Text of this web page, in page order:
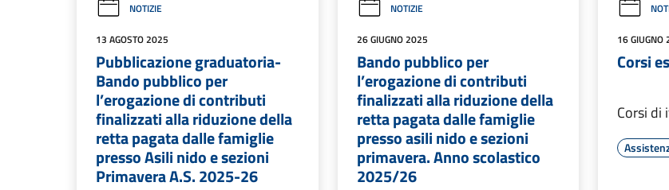
NOTIZIE
13 AGOSTO 2025
Pubblicazione graduatoria-
Bando pubblico per
l’erogazione di contributi
finalizzati alla riduzione della
retta pagata dalle famiglie
presso Asili nido e sezioni
Primavera A.S. 2025-26
NOTIZIE
26 GIUGNO 2025
Bando pubblico per
l’erogazione di contributi
finalizzati alla riduzione della
retta pagata dalle famiglie
presso asili nido e sezioni
primavera. Anno scolastico
2025/26
16 GIUGNO
Corsi
Corsi di